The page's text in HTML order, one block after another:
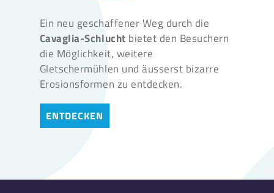
Ein neu geschaffener Weg durch die
Cavaglia-Schlucht bietet den Besuchern
die Möglichkeit, weitere
Gletschermühlen und äusserst bizarre
Erosionsformen zu entdecken.
ENTDECKEN